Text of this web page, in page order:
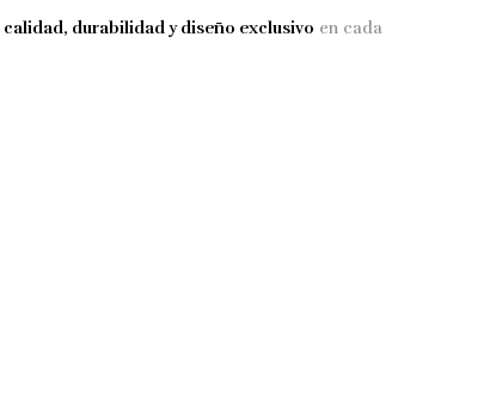
calidad, durabilidad y diseño exclusivo en cada